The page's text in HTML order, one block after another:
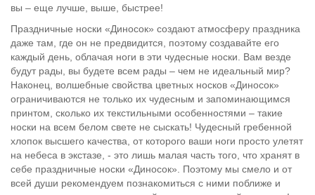
вы – еще лучше, выше, быстрее!
Праздничные носки «Диносок» создают атмосферу праздника
даже там, где он не предвидится, поэтому создавайте его
каждый день, облачая ноги в эти чудесные носки. Вам везде
будут рады, вы будете всем рады – чем не идеальный мир?
Наконец, волшебные свойства цветных носков «Диносок»
ограничиваются не только их чудесным и запоминающимся
принтом, сколько их текстильными особенностями – такие
носки на всем белом свете не сыскать! Чудесный гребенной
хлопок высшего качества, от которого ваши ноги просто улетят
на небеса в экстазе, - это лишь малая часть того, что хранят в
себе праздничные носки «Диносок». Поэтому мы смело и от
всей души рекомендуем познакомиться с ними поближе и